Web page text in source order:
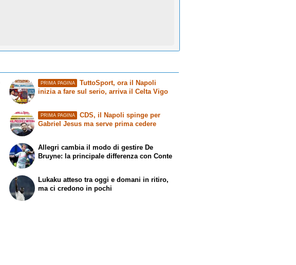
PRIMA PAGINA
TuttoSport, ora il Napoli
inizia a fare sul serio, arriva il Celta Vigo
PRIMA PAGINA
CDS, il Napoli spinge per
Gabriel Jesus ma serve prima cedere
Allegri cambia il modo di gestire De
Bruyne: la principale differenza con Conte
Lukaku atteso tra oggi e domani in ritiro,
ma ci credono in pochi